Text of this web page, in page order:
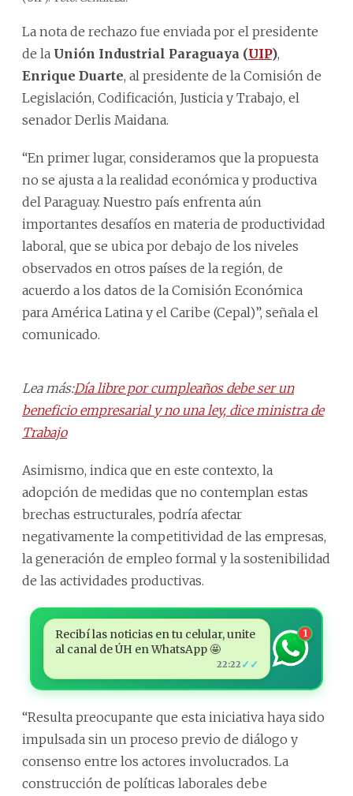
La nota de rechazo fue enviada por el presidente
de la Unión Industrial Paraguaya (UIP),
Enrique Duarte, al presidente de la Comisión de
Legislación, Codificación, Justicia y Trabajo, el
senador Derlis Maidana.
“En primer lugar, consideramos que la propuesta
no se ajusta a la realidad económica y productiva
del Paraguay. Nuestro país enfrenta aún
importantes desafíos en materia de productividad
laboral, que se ubica por debajo de los niveles
observados en otros países de la región, de
acuerdo a los datos de la Comisión Económica
para América Latina y el Caribe (Cepal)”, señala el
comunicado.
Lea más:Día libre por cumpleaños debe ser un
beneficio empresarial y no una ley, dice ministra de
Trabajo
Asimismo, indica que en este contexto, la
adopción de medidas que no contemplan estas
brechas estructurales, podría afectar
negativamente la competitividad de las empresas,
la generación de empleo formal y la sostenibilidad
de las actividades productivas.
Recibí las noticias en tu celular, unite
al canal de ÚH en WhatsApp 🤩
22:22 ✓✓
1
“Resulta preocupante que esta iniciativa haya sido
impulsada sin un proceso previo de diálogo y
consenso entre los actores involucrados. La
construcción de políticas laborales debe